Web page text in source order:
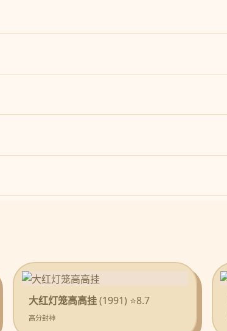
大红灯笼高高挂(1991) ⭐8.7
高分封神